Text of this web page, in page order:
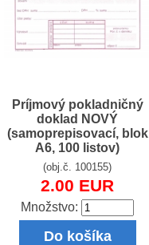
Príjmový pokladničný
doklad NOVÝ
(samoprepisovací, blok
A6, 100 listov)
(obj.č. 100155)
2.00 EUR
Množstvo:
Do košíka